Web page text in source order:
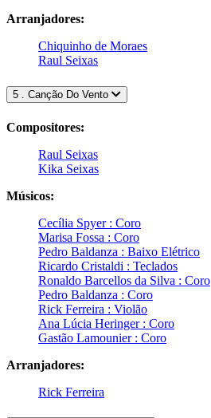
Arranjadores:
Chiquinho de Moraes
Raul Seixas
5 . Canção Do Vento
Compositores:
Raul Seixas
Kika Seixas
Músicos:
Cecília Spyer : Coro
Marisa Fossa : Coro
Pedro Baldanza : Baixo Elétrico
Ricardo Cristaldi : Teclados
Ronaldo Barcellos da Silva : Coro
Pedro Baldanza : Coro
Rick Ferreira : Violão
Ana Lúcia Heringer : Coro
Gastão Lamounier : Coro
Arranjadores:
Rick Ferreira